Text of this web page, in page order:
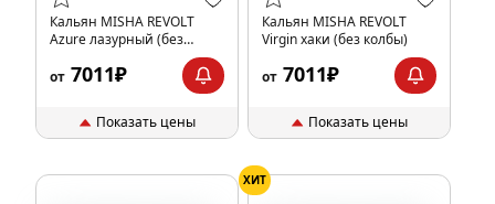
Кальян MISHA REVOLT
Azure лазурный (без
от 7011₽
Показать цены
Кальян MISHA REVOLT
Virgin хаки (без колбы)
от 7011₽
Показать цены
ХИТ